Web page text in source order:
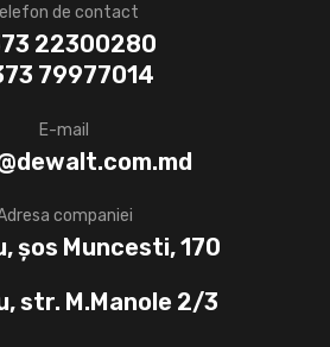
de contact
22300280
79977014
E-mail
companiei
șos Muncesti, 170
str. M.Manole 2/3